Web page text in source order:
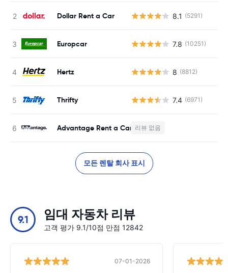
Dollar Rent a Car 8.1 (5291)
Europcar 7.8 (10251)
Hertz 8 (8812)
Thrifty 7.4 (6971)
Advantage Rent a Car 리뷰 없음
모든 렌탈 회사 표시
9.1 임대 자동차 리뷰
고객 평가 9.1/10점 만점 12842
07-01-2026